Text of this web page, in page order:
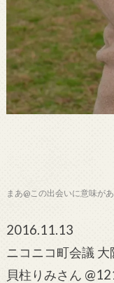
まあ@この出会いに意味が
2016.11.13
ニコニコ町会議 大
貝柱りみさん